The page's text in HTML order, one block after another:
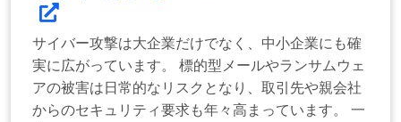
サイバー攻撃は大企業だけでなく、中小企業にも確
実に広がっています。 標的型メールやランサムウェ
アの被害は日常的なリスクとなり、取引先や親会社
からのセキュリティ要求も年々高まっています。 一